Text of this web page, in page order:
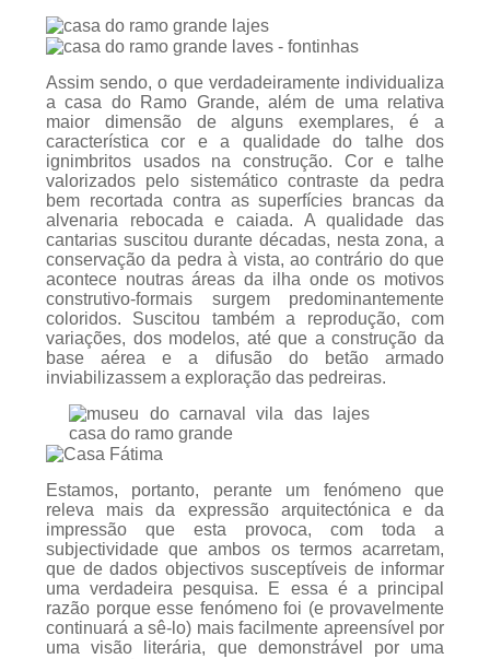
Assim sendo, o que verdadeiramente individualiza
a casa do Ramo Grande, além de uma relativa
maior dimensão de alguns exemplares, é a
característica cor e a qualidade do talhe dos
ignimbritos usados na construção. Cor e talhe
valorizados pelo sistemático contraste da pedra
bem recortada contra as superfícies brancas da
alvenaria rebocada e caiada. A qualidade das
cantarias suscitou durante décadas, nesta zona, a
conservação da pedra à vista, ao contrário do que
acontece noutras áreas da ilha onde os motivos
construtivo-formais surgem predominantemente
coloridos. Suscitou também a reprodução, com
variações, dos modelos, até que a construção da
base aérea e a difusão do betão armado
inviabilizassem a exploração das pedreiras.
Estamos, portanto, perante um fenómeno que
releva mais da expressão arquitectónica e da
impressão que esta provoca, com toda a
subjectividade que ambos os termos acarretam,
que de dados objectivos susceptíveis de informar
uma verdadeira pesquisa. E essa é a principal
razão porque esse fenómeno foi (e provavelmente
continuará a sê-lo) mais facilmente apreensível por
uma visão literária, que demonstrável por uma